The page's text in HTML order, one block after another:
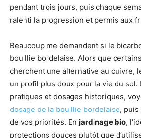
pendant trois jours, puis chaque
ralenti la progression et permis aux
Beaucoup me demandent si le
bouillie bordelaise. Alors que
cherchent une alternative au cuivre,
un profil plus doux pour la vie du sol.
pratiques et dosages historiques,
dosage de la bouillie bordelaise, puis
de vos priorités. En jardinage bio,
protections douces plutôt que